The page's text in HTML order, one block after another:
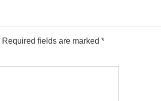
Required fields are marked *